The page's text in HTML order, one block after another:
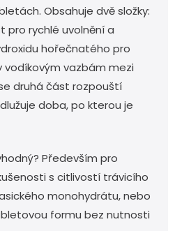
Obsahuje dvě složky:
rychlé uvolnění a
hořečnatého pro
vodíkovým vazbám mezi
druhá část rozpouští
doba, po kterou je
Především pro
s citlivostí trávicího
monohydrátu, nebo
formu bez nutnosti